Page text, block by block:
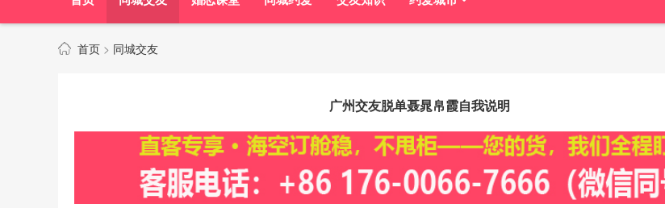
首页 > 同城交友
广州交友脱单聂晁帛霞自我说明